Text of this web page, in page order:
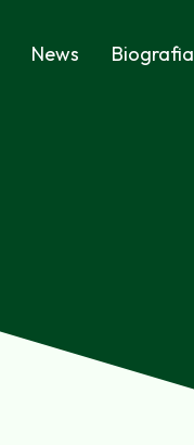
News Biografia